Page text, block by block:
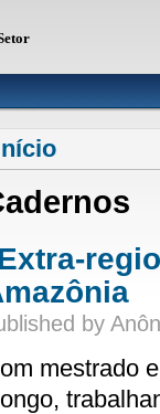
está aqui
by
mestrado